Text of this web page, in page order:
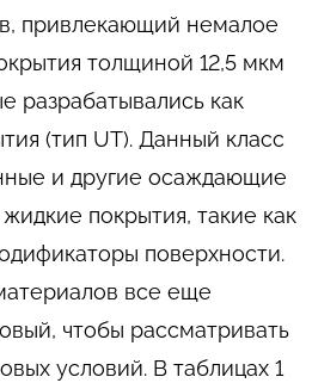
привлекающий немалое
толщиной 12,5 мкм
разрабатывались как
(тип UT). Данный класс
и другие осаждающие
покрытия, такие как
поверхности.
все еще
чтобы рассматривать
условий. В таблицах 1